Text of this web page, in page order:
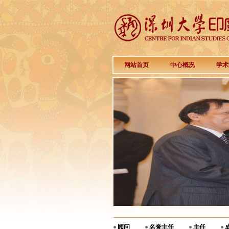
网站首页 中心概况 学
顾问 名誉主任 主任